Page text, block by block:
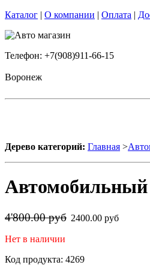
Каталог | О компании | Оплата |
Телефон: +7(908)911-66-15
Воронеж
Дерево категорий: Главная >
Автомобильный
4'800.00 руб 2400.00 руб
Нет в наличии
Код продукта: 4269